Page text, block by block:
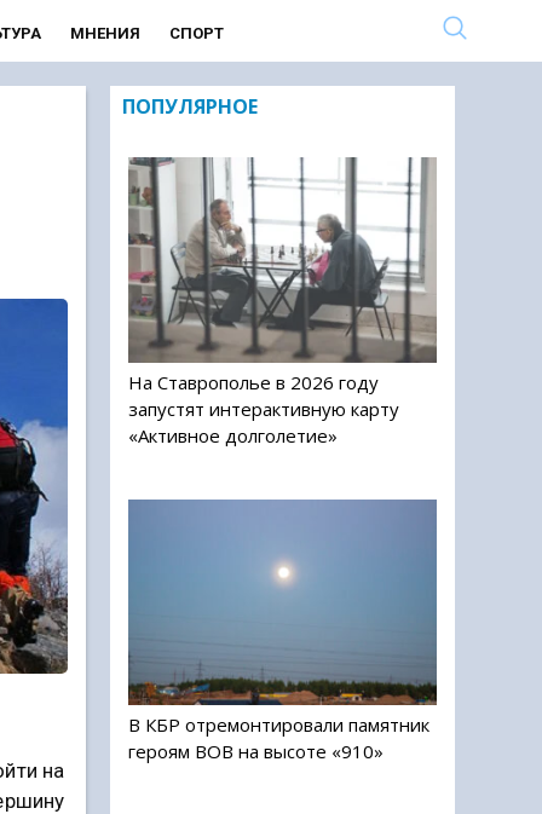
МНЕНИЯ СПОРТ
на
ПОПУЛЯРНОЕ
На Ставрополье в 2026 году
запустят интерактивную карту
«Активное долголетие»
В КБР отремонтировали памятник
героям ВОВ на высоте «910»